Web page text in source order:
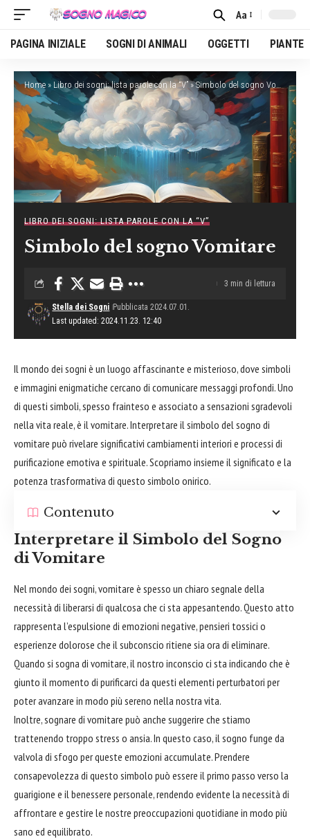
Font
Resizer
Aa
PAGINA INIZIALE SOGNI DI ANIMALI OGGETTI PIANTE
Home » Libro dei sogni: lista parole con la “V”»Simbolo del sogno Vomitare
LIBRO DEI SOGNI: LISTA PAROLE CON LA “V”
Simbolo del sogno Vomitare
Last updated: 2024.11.23. 12:40
Stella dei Sogni Pubblicata 2024.07.01.
3 min di lettura
Il mondo dei sogni è un luogo affascinante e misterioso, dove simboli
e immagini enigmatiche cercano di comunicare messaggi profondi. Uno
di questi simboli, spesso frainteso e associato a sensazioni sgradevoli
nella vita reale, è il vomitare. Interpretare il simbolo del sogno di
vomitare può rivelare significativi cambiamenti interiori e processi di
purificazione emotiva e spirituale. Scopriamo insieme il significato e la
potenza trasformativa di questo simbolo onirico.
Contenuto
Interpretare il Simbolo del Sogno
di Vomitare
Nel mondo dei sogni, vomitare è spesso un chiaro segnale della
necessità di liberarsi di qualcosa che ci sta appesantendo. Questo atto
rappresenta l’espulsione di emozioni negative, pensieri tossici o
esperienze dolorose che il subconscio ritiene sia ora di eliminare.
Quando si sogna di vomitare, il nostro inconscio ci sta indicando che è
giunto il momento di purificarci da questi elementi perturbatori per
poter avanzare in modo più sereno nella nostra vita.
Inoltre, sognare di vomitare può anche suggerire che stiamo
trattenendo troppo stress o ansia. In questo caso, il sogno funge da
valvola di sfogo per queste emozioni accumulate. Prendere
consapevolezza di questo simbolo può essere il primo passo verso la
guarigione e il benessere personale, rendendo evidente la necessità di
affrontare e gestire le nostre preoccupazioni quotidiane in modo più
sano ed equilibrato.